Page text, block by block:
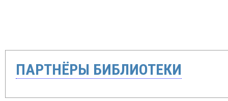
ПАРТНЁРЫ БИБЛИОТЕКИ